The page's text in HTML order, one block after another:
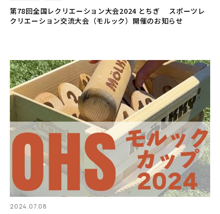
第78回全国レクリエーション大会2024 とちぎ スポーツレ
クリエーション交流大会（モルック）開催のお知らせ
2024.07.08